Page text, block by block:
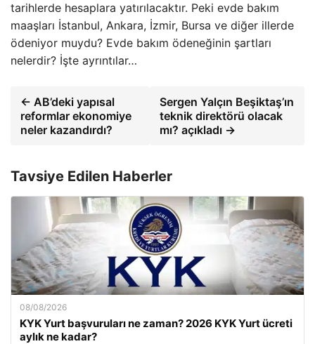
tarihlerde hesaplara yatırılacaktır. Peki evde bakım
maaşları İstanbul, Ankara, İzmir, Bursa ve diğer illerde
ödeniyor muydu? Evde bakım ödeneğinin şartları
nelerdir? İşte ayrıntılar…
← AB’deki yapısal
reformlar ekonomiye
neler kazandırdı?
Sergen Yalçın Beşiktaş’ın
teknik direktörü olacak
mı? açıkladı →
Tavsiye Edilen Haberler
08/08/2026
KYK Yurt başvuruları ne zaman? 2026 KYK Yurt ücreti
aylık ne kadar?